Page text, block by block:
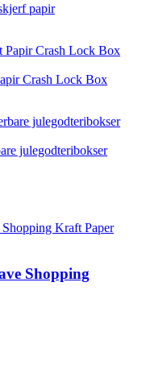
papir
Crash Lock Box
julegodteribokser
Shopping